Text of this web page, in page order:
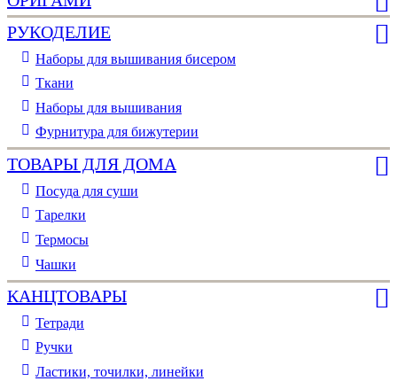
РУКОДЕЛИЕ
Наборы для вышивания бисером
Ткани
Наборы для вышивания
Фурнитура для бижутерии
ТОВАРЫ ДЛЯ ДОМА
Посуда для суши
Тарелки
Термосы
Чашки
КАНЦТОВАРЫ
Тетради
Ручки
Ластики, точилки, линейки